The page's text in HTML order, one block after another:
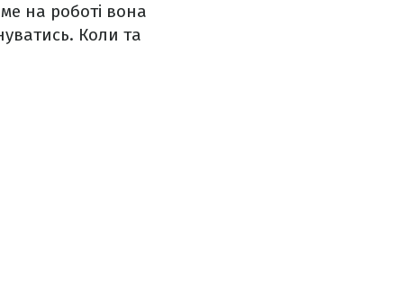
на роботі вона
Коли та